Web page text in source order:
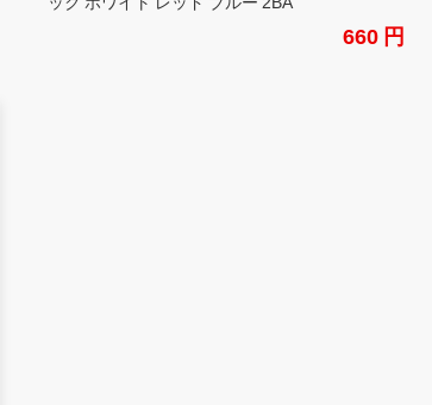
660 円